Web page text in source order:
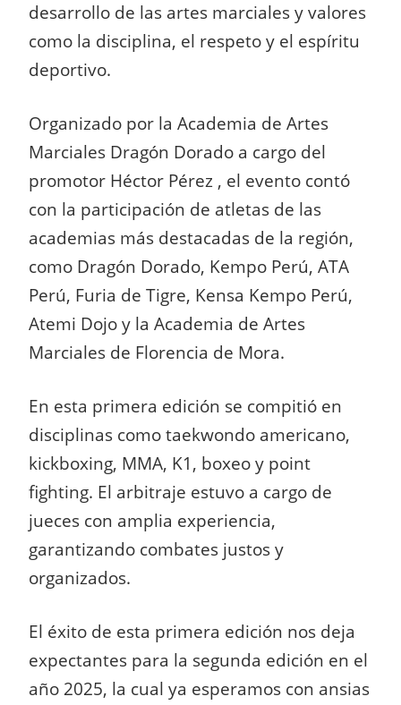
desarrollo de las artes marciales y valores
como la disciplina, el respeto y el espíritu
deportivo.
Organizado por la Academia de Artes
Marciales Dragón Dorado a cargo del
promotor Héctor Pérez , el evento contó
con la participación de atletas de las
academias más destacadas de la región,
como Dragón Dorado, Kempo Perú, ATA
Perú, Furia de Tigre, Kensa Kempo Perú,
Atemi Dojo y la Academia de Artes
Marciales de Florencia de Mora.
En esta primera edición se compitió en
disciplinas como taekwondo americano,
kickboxing, MMA, K1, boxeo y point
fighting. El arbitraje estuvo a cargo de
jueces con amplia experiencia,
garantizando combates justos y
organizados.
El éxito de esta primera edición nos deja
expectantes para la segunda edición en el
año 2025, la cual ya esperamos con ansias